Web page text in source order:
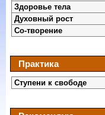
Здоровье тела
Духовный рост
Со-творение
Практика
Ступени к свободе